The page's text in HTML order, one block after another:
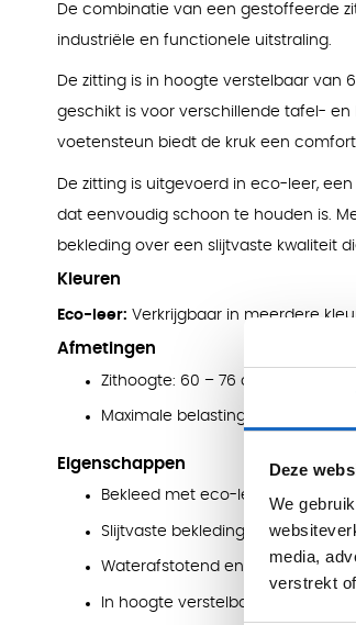
Deze
We
media,
verstrekt
De combinatie van een gestoffeerde
industriële en functionele uitstraling.
De zitting is in hoogte verstelbaar van
geschikt is voor verschillende tafel-
voetensteun biedt de kruk een
De zitting is uitgevoerd in eco-leer,
dat eenvoudig schoon te houden is.
bekleding over een slijtvaste kwaliteit
Kleuren
Eco-leer: Verkrijgbaar in meerdere
Afmetingen
Zithoogte: 60 – 76 cm
Maximale belasting: 120 kg
Eigenschappen
Bekleed met eco-leer (30%
Slijtvaste bekleding (45.000
Waterafstotend en eenvoudig te
In hoogte verstelbaar (60 – 76